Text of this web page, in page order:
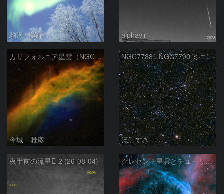
駒沢 満晴 alphavir
カリフォルニア星雲（NGC 1499）
今城 雅彦
NGC7788 , NGC7790 ミニ二重星団
ほしすき
夜半前の流星E-2 (26-08-04) クレセント星雲とチューリップ星雲の真ん中あたりにある星雲 NGC6883 ???